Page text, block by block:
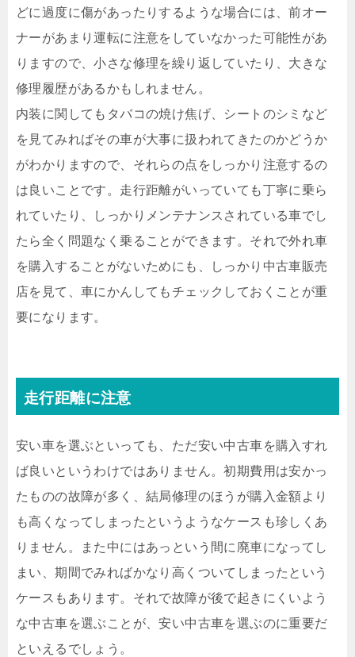
どに過度に傷があったりするような場合には、前オー
ナーがあまり運転に注意をしていなかった可能性があ
りますので、小さな修理を繰り返していたり、大きな
修理履歴があるかもしれません。
内装に関してもタバコの焼け焦げ、シートのシミなど
を見てみればその車が大事に扱われてきたのかどうか
がわかりますので、それらの点をしっかり注意するの
は良いことです。走行距離がいっていても丁寧に乗ら
れていたり、しっかりメンテナンスされている車でし
たら全く問題なく乗ることができます。それで外れ車
を購入することがないためにも、しっかり中古車販売
店を見て、車にかんしてもチェックしておくことが重
要になります。
走行距離に注意
安い車を選ぶといっても、ただ安い中古車を購入すれ
ば良いというわけではありません。初期費用は安かっ
たものの故障が多く、結局修理のほうが購入金額より
も高くなってしまったというようなケースも珍しくあ
りません。また中にはあっという間に廃車になってし
まい、期間でみればかなり高くついてしまったという
ケースもあります。それで故障が後で起きにくいよう
な中古車を選ぶことが、安い中古車を選ぶのに重要だ
といえるでしょう。